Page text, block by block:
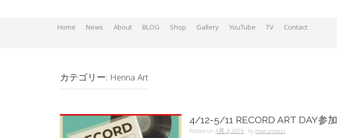
Home News About BLOG Shop Gallery YouTube TV Contact
カテゴリー: Henna Art
4/12-5/11 RECORD ART DAY参加
Posted on4月 3, 2019 bymarumocci